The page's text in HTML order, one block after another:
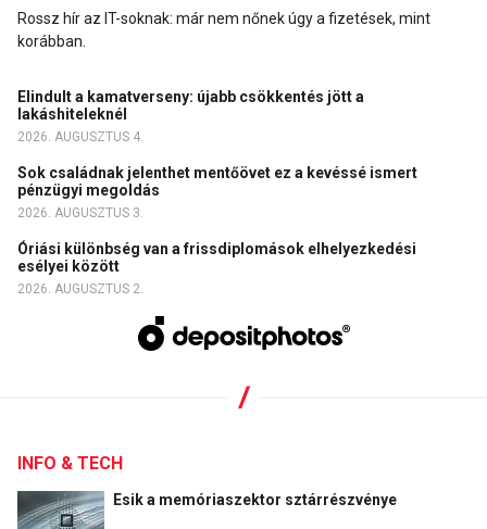
Rossz hír az IT-soknak: már nem nőnek úgy a fizetések, mint
korábban.
Elindult a kamatverseny: újabb csökkentés jött a
lakáshiteleknél
2026. AUGUSZTUS 4.
Sok családnak jelenthet mentőövet ez a kevéssé ismert
pénzügyi megoldás
2026. AUGUSZTUS 3.
Óriási különbség van a frissdiplomások elhelyezkedési
esélyei között
2026. AUGUSZTUS 2.
INFO & TECH
Esik a memóriaszektor sztárrészvénye